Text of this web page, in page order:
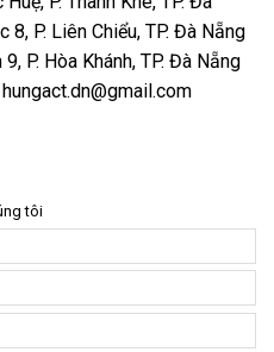
P. Liên Chiểu, TP. Đà Nẵng
P. Hòa Khánh, TP. Đà Nẵng
tôi